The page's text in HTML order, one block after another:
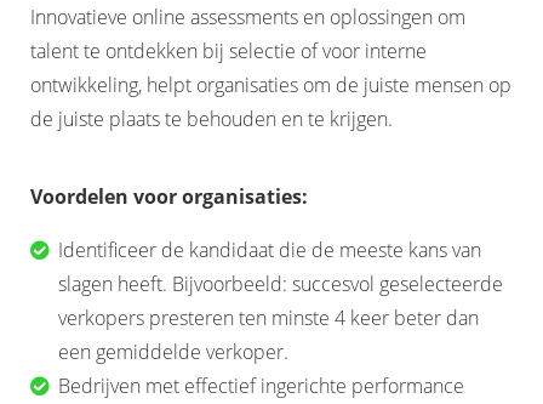
Innovatieve online assessments en oplossingen om
talent te ontdekken bij selectie of voor interne
ontwikkeling, helpt organisaties om de juiste mensen op
de juiste plaats te behouden en te krijgen.
Voordelen voor organisaties:
Identificeer de kandidaat die de meeste kans van
slagen heeft. Bijvoorbeeld: succesvol geselecteerde
verkopers presteren ten minste 4 keer beter dan
een gemiddelde verkoper.
Bedrijven met effectief ingerichte performance